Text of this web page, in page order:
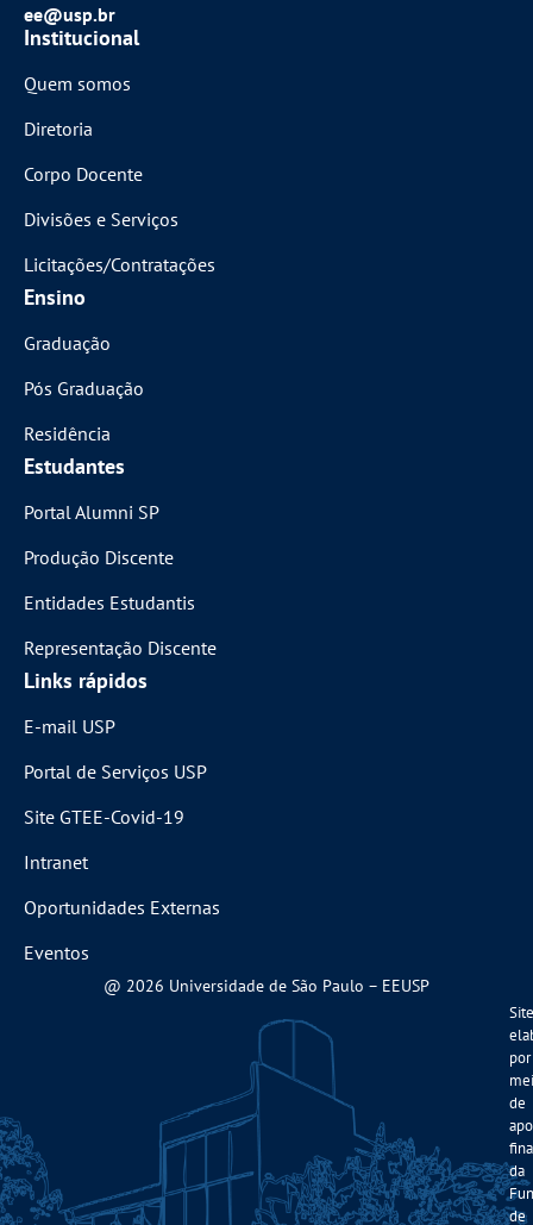
ee@usp.br
Institucional
Quem somos
Diretoria
Corpo Docente
Divisões e Serviços
Licitações/Contratações
Ensino
Graduação
Pós Graduação
Residência
Estudantes
Portal Alumni SP
Produção Discente
Entidades Estudantis
Representação Discente
Links rápidos
E-mail USP
Portal de Serviços USP
Site GTEE-Covid-19
Intranet
Oportunidades Externas
Eventos
@ 2026 Universidade de São Paulo – EEUSP
Site
por
de
da
de